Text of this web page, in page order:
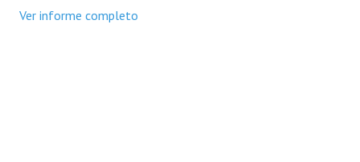
Ver informe completo